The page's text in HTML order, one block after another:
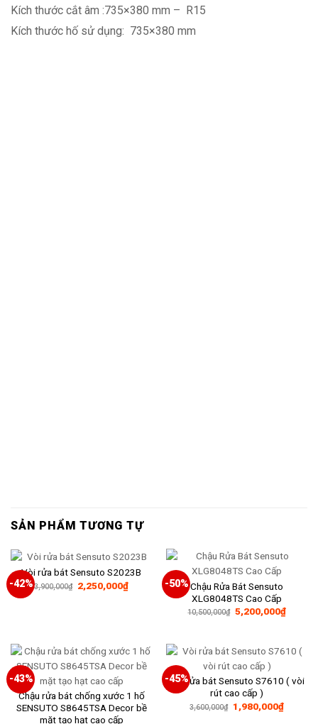
Kích thước cắt âm :735×380 mm – R15
Kích thước hố sử dụng: 735×380 mm
SẢN PHẨM TƯƠNG TỰ
-42%
Vòi rửa bát Sensuto S2023B
3,900,000₫ Giá
gốc
2,250,000₫Giá
hiện
-50% Chậu Rửa Bát Sensuto
XLG8048TS Cao Cấp
10,500,000₫ Giá
gốc
5,200,000₫Giá
hiện
-43%
Chậu rửa bát chống xước 1 hố
SENSUTO S8645TSA Decor bề
mặt tạo hạt cao cấp
-45%
Vòi rửa bát Sensuto S7610 ( vòi
rút cao cấp )
3,600,000₫ Giá
gốc
1,980,000₫Giá
hiện